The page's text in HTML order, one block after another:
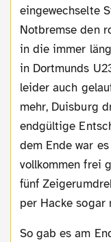
eingewechselte
Notbremse den
in die immer
in Dortmunds
leider auch
mehr, Duisburg
endgültige
dem Ende war
vollkommen frei
fünf
per Hacke sogar
So gab es am Ende eine sehr bittere 1:4-Pleite, die